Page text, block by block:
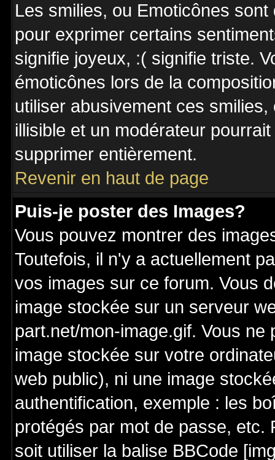
Les smilies, ou Emoticônes
pour exprimer certains
signifie joyeux, :( signifie triste.
émoticônes lors de la
utiliser abusivement ces
illisible et un modérateur
supprimer entièrement.
Revenir en haut de page
Puis-je poster des Images?
Vous pouvez montrer des
Toutefois, il n'y a actuellement
vos images sur ce forum. Vous
image stockée sur un serveur
part.net/mon-image.gif. Vous
image stockée sur votre
web public), ni une image
authentification, exemple : les
protégés par mot de passe, etc.
soit utiliser la balise BBCode